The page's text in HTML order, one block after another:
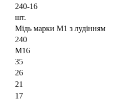
240-16
шт.
Мідь марки М1 з лудінням
240
М16
35
26
21
17